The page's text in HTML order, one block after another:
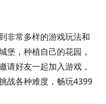
非常多样的游戏玩法和
堡，种植自己的花园，
请好友一起加入游戏，
战各种难度，畅玩4399